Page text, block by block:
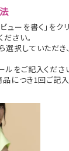
ーを書く」をク
さい。
選択していただ
ルをご記入くださ
につき1回ご記入